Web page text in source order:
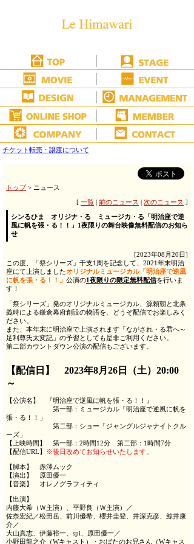
チケット転売・譲渡について
トップ> ニュース
[ 一覧 前のニュース 次のニュース ]
シンるひま オリジナ・る ミュージカ・る「明治座で逆
風に帆を張・る！！」1夜限りの舞台映像無料配信のお知ら
せ
[2023年08月20日]
この度、「祭シリーズ」干支1周を記念して、2021年末明治
座にて上演しましたオリジナルミュージカル「明治座で逆風
に帆を張・る！！」 公演の1夜限りの限定無料配信を行いま
す！
「祭シリーズ」発のオリジナルミュージカル、源頼朝と北条
義時による鎌倉幕府創設の物語を、どうぞ配信でお楽しみく
ださい。
また、本年末に明治座で上演されます「ながされ・る君へ～
足利尊氏太変記」の予習としても是非ご利用ください。
第二部カウントダウン公演の配信もございます。
【配信日】 2023年8月26日（土）20:00
～
【公演名】 『明治座で逆風に帆を張・る！！』
第一部：ミュージカル「明治座で逆風に帆を
張・る！！」
第二部：ショー「ジャングルジャナイトクル
ーズ」
【上映時間】 第一部：2時間12分 第二部：1時間7分
【配信URL】 ※後日改めてお知らせいたします。
【脚本】 赤澤ムック
【演出】 原田優一
【音楽】 オレノグラフィティ
【出演】
内藤大希（Ｗ主演）、平野良（Ｗ主演）／
佐奈宏紀／松田岳、前川優希、櫻井圭登、井深克彦、鯨井康
介／
大山真志、伊藤裕一、spi、原田優一／
小野田龍之介（Wキャスト）・おばたのお兄さん（Wキャス